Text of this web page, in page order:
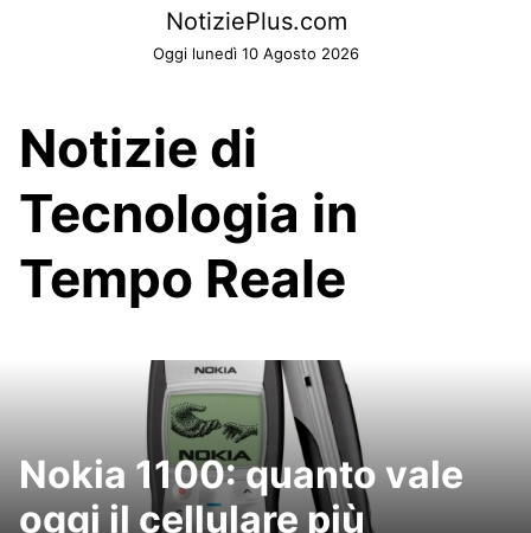
NotiziePlus.com
Oggi lunedì 10 Agosto 2026
Notizie di
Tecnologia in
Tempo Reale
Nokia 1100: quanto vale
oggi il cellulare più